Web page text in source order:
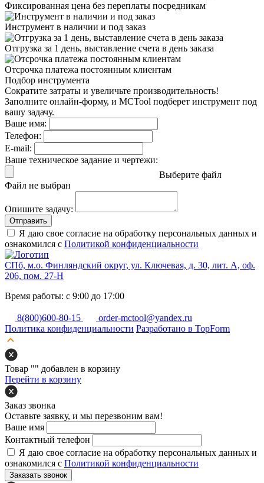
Фиксированная цена без переплаты посредникам
Инструмент в наличии и под заказ
Отгрузка за 1 день, выставление счета в день заказа
Отсрочка платежа постоянным клиентам
Подбор инструмента
Сократите затраты и увеличьте производительность!
Заполните онлайн-форму, и MCTool подберет инструмент под
вашу задачу.
Ваше имя:
Телефон:
E-mail:
Ваше техническое задание и чертежи:
Выберите файл
Файл не выбран
Опишите задачу:
Отправить
Я даю свое согласие на обработку персональных данных и
ознакомился с Политикой конфиденциальности
СПб, м.о. Финляндский округ, ул. Ключевая, д. 30, лит. А, оф.
206, пом. 27-Н
Время работы: с 9:00 до 17:00
8(800)600-80-15
order-mctool@yandex.ru
Политика конфиденциальности Разработано в TopForm
Товар "" добавлен в корзину
Перейти в корзину
Заказ звонка
Оставьте заявку, и мы перезвоним вам!
Ваше имя
Контактный телефон
Я даю свое согласие на обработку персональных данных и
ознакомился с Политикой конфиденциальности
Заказать звонок